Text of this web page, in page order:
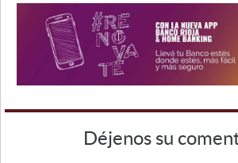
Déjenos su